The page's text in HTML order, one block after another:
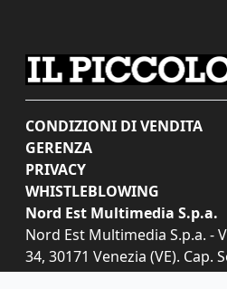
CONDIZIONI DI VENDITA
GERENZA
PRIVACY
WHISTLEBLOWING
Nord Est Multimedia S.p.a.
Nord Est Multimedia S.p.a. -
34, 30171 Venezia (VE). Cap.
1.432.522,00 C.F.